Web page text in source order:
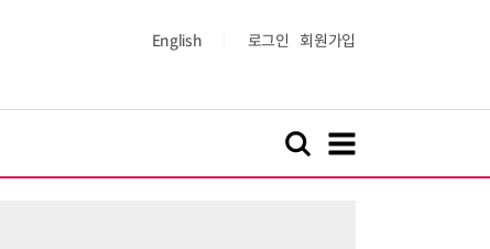
English 로그인 회원가입